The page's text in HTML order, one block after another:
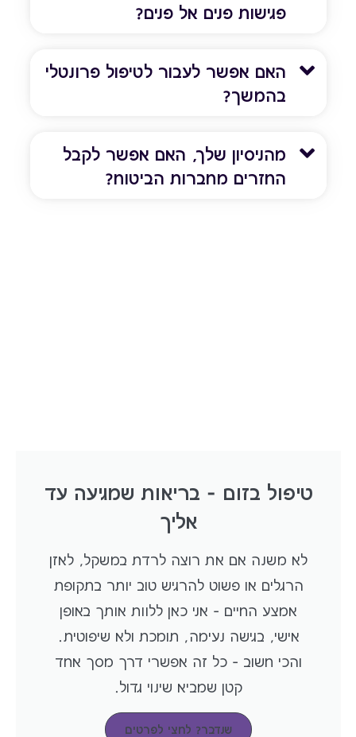
פגישות פנים אל פנים?
האם אפשר לעבור לטיפול פרונטלי
בהמשך?
מהניסיון שלך, האם אפשר לקבל
החזרים מחברות הביטוח?
טיפול בזום – בריאות שמגיעה עד
אליך
לא משנה אם את רוצה לרדת במשקל, לאזן
הרגלים או פשוט להרגיש טוב יותר בתקופת
אמצע החיים – אני כאן ללוות אותך באופן
אישי, בגישה נעימה, תומכת ולא שיפוטית.
והכי חשוב – כל זה אפשרי דרך מסך אחד
קטן שמביא שינוי גדול.
שנדבר? לחצי לפרטים